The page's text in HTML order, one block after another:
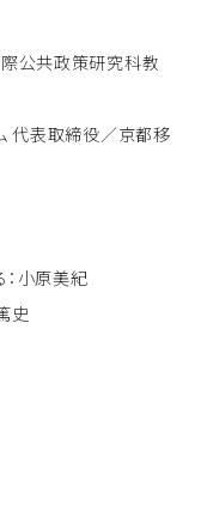
公共政策研究科教
表取締役／京都移
小原美紀
史